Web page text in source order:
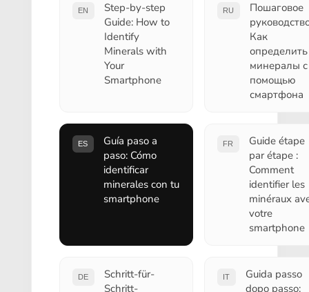
EN
Step-by-step
Guide: How to
Identify
Minerals with
Your
Smartphone
RU
Пошаговое
Как
определить
минералы с
помощью
смартфона
ES
Guía paso a
paso: Cómo
identificar
minerales con tu
smartphone
FR
Guide étape
par étape :
Comment
identifier les
minéraux
votre
smartphone
DE
Schritt-für-
Schritt-
IT
Guida passo
dopo passo: